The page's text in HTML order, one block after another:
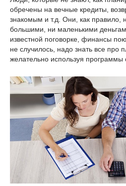
обречены на вечные кредиты,
знакомым и т.д. Они, как правило,
большими, ни маленькими
известной поговорке, финансы
не случилось, надо знать все про
желательно используя